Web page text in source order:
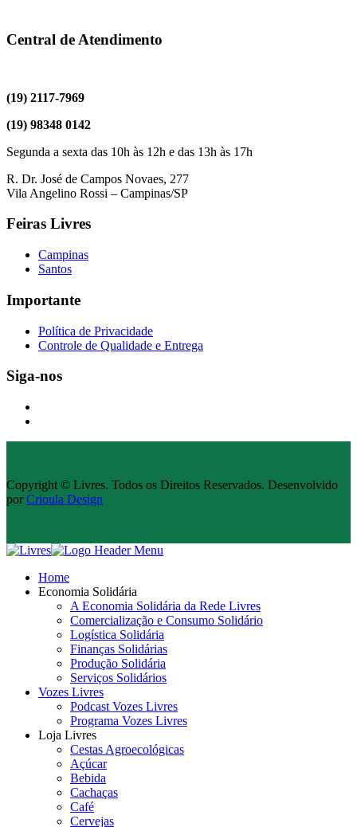
Central de Atendimento
(19) 2117-7969
(19) 98348 0142
Segunda a sexta das 10h às 12h e das 13h às 17h
R. Dr. José de Campos Novaes, 277
Vila Angelino Rossi – Campinas/SP
Feiras Livres
Campinas
Santos
Importante
Política de Privacidade
Controle de Qualidade e Entrega
Siga-nos
Copyright © Livres. Todos os Direitos Reservados. Desenvolvido
por Crioula Design
Home
Economia Solidária
A Economia Solidária da Rede Livres
Comercialização e Consumo Solidário
Logística Solidária
Finanças Solidárias
Produção Solidária
Serviços Solidários
Vozes Livres
Podcast Vozes Livres
Programa Vozes Livres
Loja Livres
Cestas Agroecológicas
Açúcar
Bebida
Cachaças
Café
Cervejas